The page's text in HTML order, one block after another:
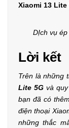
Xiaomi 13 Lite
DỊch vụ
Lời kết
Trên là những
Lite 5G và
bạn đã có
điện thoại
những thắc